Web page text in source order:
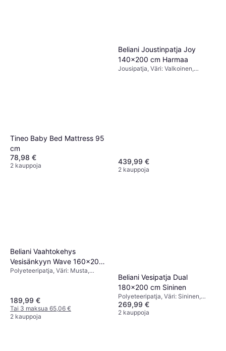
Tineo Baby Bed Mattress 95
cm
78,98 €
2 kauppoja
Beliani Joustinpatja Joy
140x200 cm Harmaa
Jousipatja, Väri: Valkoinen,
439,99 €
2 kauppoja
Beliani Vaahtokehys
Vesisänkyyn Wave 160x200
cm Musta
Polyeteeripatja, Väri: Musta,
189,99 €
Tai 3 maksua 65,06 €
2 kauppoja
Beliani Vesipatja Dual
180x200 cm Sininen
Polyeteeripatja, Väri: Sininen,
Täyttö: Muistivaahto, Materiaali:
Polyesteri
269,99 €
2 kauppoja